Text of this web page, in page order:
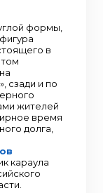
формы,
в
сзади и по
жителей
время
долга,
караула